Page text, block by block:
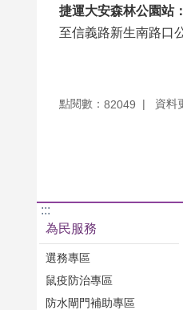
捷運大安森林公園站：
至信義路新生南路口
點閱數： 82049 資料
:::
為民服務
選務專區
鼠疫防治專區
防水閘門補助專區